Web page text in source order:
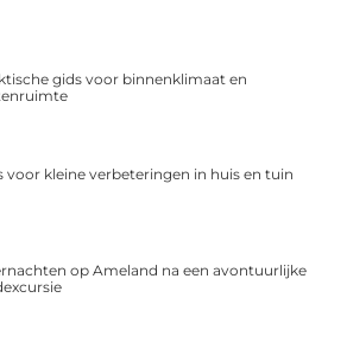
gids voor binnenklimaat en
voor kleine verbeteringen in huis en tuin
op Ameland na een avontuurlijke